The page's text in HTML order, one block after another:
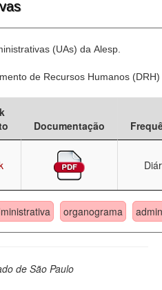
(UAs) da Alesp.
de Recursos Humanos (DRH)
Documentação
organograma
de São Paulo